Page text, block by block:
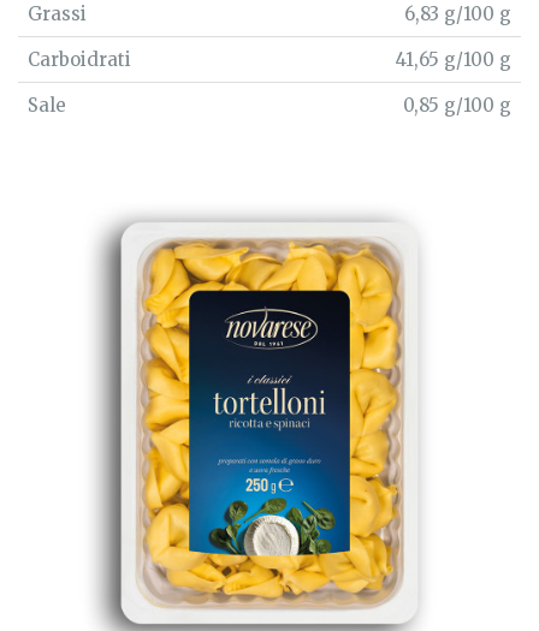
Grassi
6,83 g/100 g
Carboidrati
41,65 g/100 g
Sale
0,85 g/100 g